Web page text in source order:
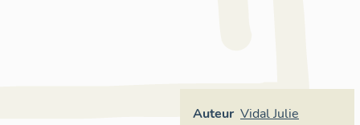
Auteur Vidal Julie